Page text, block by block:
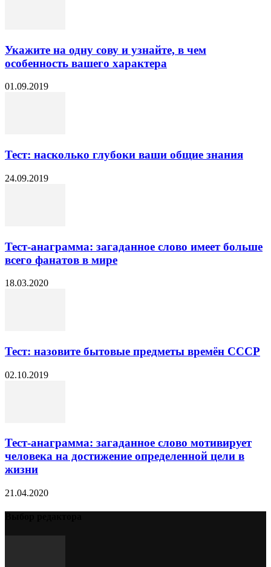
Укажите на одну сову и узнайте, в чем
особенность вашего характера
01.09.2019
Тест: насколько глубоки ваши общие знания
24.09.2019
Тест-анаграмма: загаданное слово имеет больше
всего фанатов в мире
18.03.2020
Тест: назовите бытовые предметы времён СССР
02.10.2019
Тест-анаграмма: загаданное слово мотивирует
человека на достижение определенной цели в
жизни
21.04.2020